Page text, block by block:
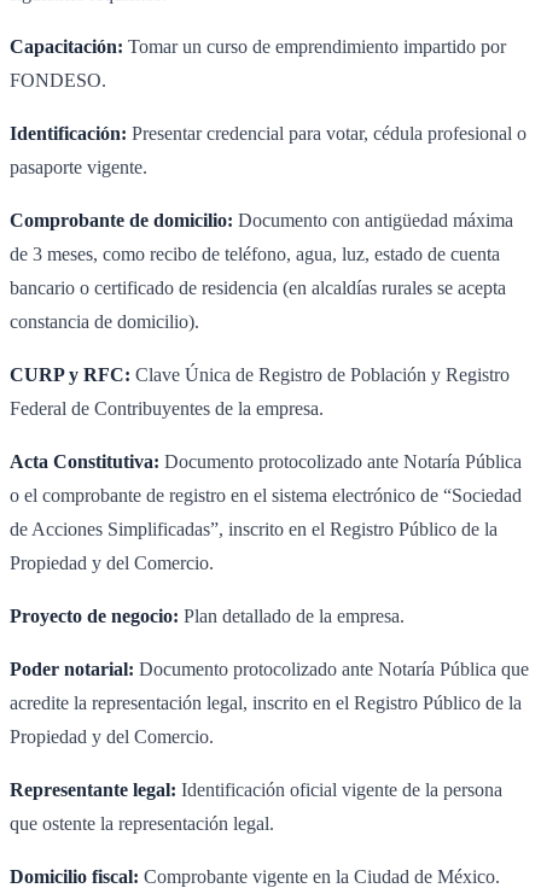
Capacitación: Tomar un curso de emprendimiento impartido por
FONDESO.
Identificación: Presentar credencial para votar, cédula profesional o
pasaporte vigente.
Comprobante de domicilio: Documento con antigüedad máxima
de 3 meses, como recibo de teléfono, agua, luz, estado de cuenta
bancario o certificado de residencia (en alcaldías rurales se acepta
constancia de domicilio).
CURP y RFC: Clave Única de Registro de Población y Registro
Federal de Contribuyentes de la empresa.
Acta Constitutiva: Documento protocolizado ante Notaría Pública
o el comprobante de registro en el sistema electrónico de “Sociedad
de Acciones Simplificadas”, inscrito en el Registro Público de la
Propiedad y del Comercio.
Proyecto de negocio: Plan detallado de la empresa.
Poder notarial: Documento protocolizado ante Notaría Pública que
acredite la representación legal, inscrito en el Registro Público de la
Propiedad y del Comercio.
Representante legal: Identificación oficial vigente de la persona
que ostente la representación legal.
Domicilio fiscal: Comprobante vigente en la Ciudad de México.